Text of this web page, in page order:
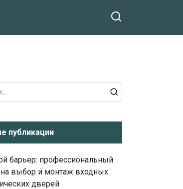
публикации
барьер: профессиональный
на выбор и монтаж входных
дверей